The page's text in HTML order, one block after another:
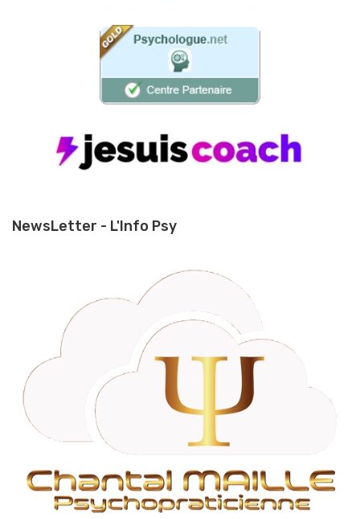
NewsLetter - L'Info Psy